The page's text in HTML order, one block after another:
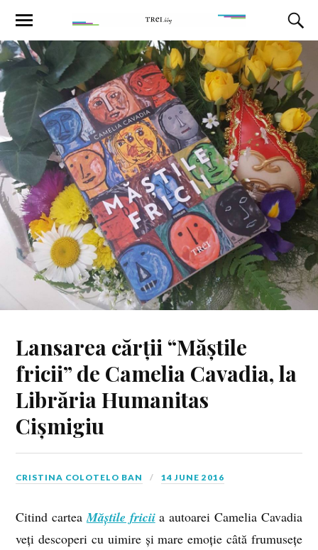
Lansarea cărții “Măștile
fricii” de Camelia Cavadia, la
Librăria Humanitas
Cișmigiu
CRISTINA COLOTELO BAN 14 JUNE 2016
Citind cartea Măștile friciia autoarei Camelia Cavadia
veți descoperi cu uimire și mare emoție câtă frumusețe